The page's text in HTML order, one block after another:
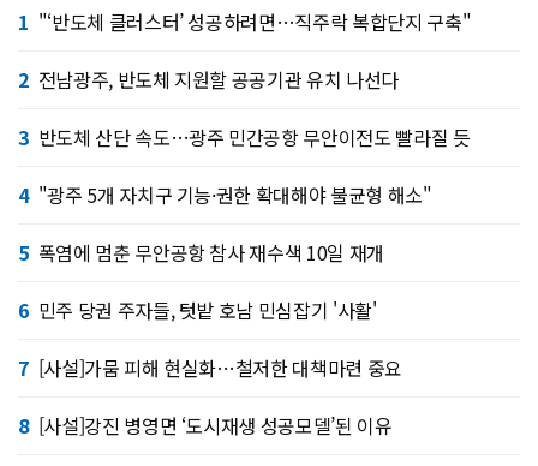
1 "‘반도체 클러스터’ 성공하려면…직주락 복합단지 구축"
2 전남광주, 반도체 지원할 공공기관 유치 나선다
3 반도체 산단 속도…광주 민간공항 무안이전도 빨라질 듯
4 "광주 5개 자치구 기능·권한 확대해야 불균형 해소"
5 폭염에 멈춘 무안공항 참사 재수색 10일 재개
6 민주 당권 주자들, 텃밭 호남 민심잡기 '사활'
7 [사설]가뭄 피해 현실화…철저한 대책마련 중요
8 [사설]강진 병영면 ‘도시재생 성공모델’된 이유